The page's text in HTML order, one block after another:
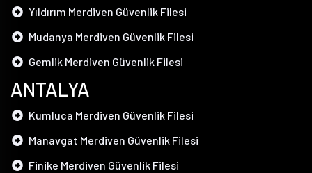
Yıldırım Merdiven Güvenlik Filesi
Mudanya Merdiven Güvenlik Filesi
Gemlik Merdiven Güvenlik Filesi
ANTALYA
Kumluca Merdiven Güvenlik Filesi
Manavgat Merdiven Güvenlik Filesi
Finike Merdiven Güvenlik Filesi